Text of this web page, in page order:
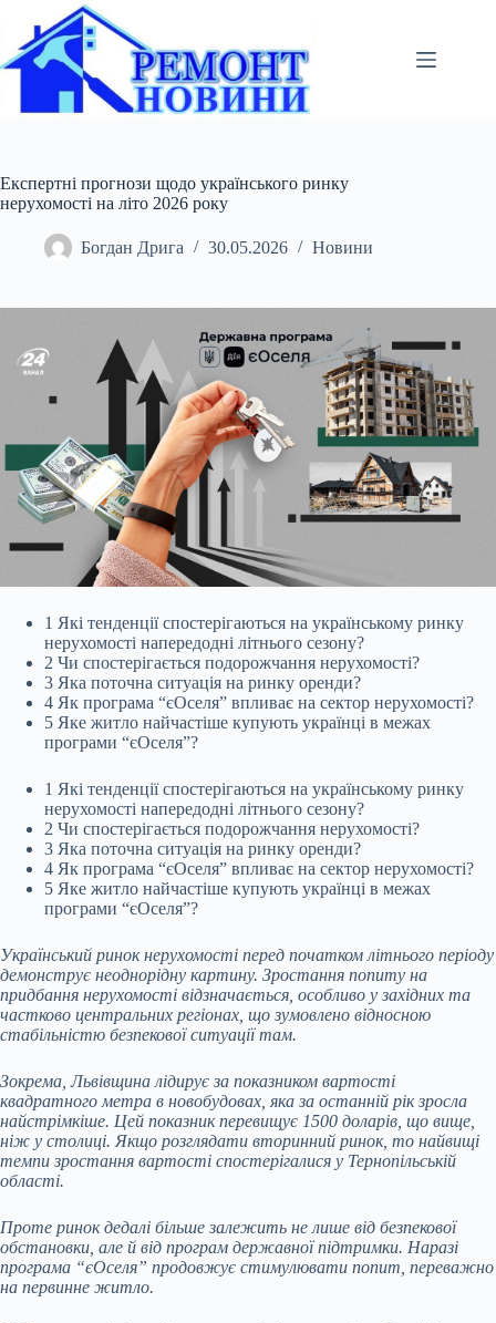
вмісту
Експертні прогнози щодо українського ринку
нерухомості на літо 2026 року
Богдан Дрига 30.05.2026 Новини
1 Які тенденції спостерігаються на українському ринку
нерухомості напередодні літнього сезону?
2 Чи спостерігається подорожчання нерухомості?
3 Яка поточна ситуація на ринку оренди?
4 Як програма “єОселя” впливає на сектор нерухомості?
5 Яке житло найчастіше купують українці в межах
програми “єОселя”?
1 Які тенденції спостерігаються на українському ринку
нерухомості напередодні літнього сезону?
2 Чи спостерігається подорожчання нерухомості?
3 Яка поточна ситуація на ринку оренди?
4 Як програма “єОселя” впливає на сектор нерухомості?
5 Яке житло найчастіше купують українці в межах
програми “єОселя”?
Український ринок нерухомості перед початком літнього періоду
демонструє неоднорідну картину. Зростання попиту на
придбання нерухомості відзначається, особливо у західних та
частково центральних регіонах, що зумовлено відносною
стабільністю безпекової ситуації там.
Зокрема, Львівщина лідирує за показником вартості
квадратного метра в новобудовах, яка за останній рік зросла
найстрімкіше. Цей показник перевищує 1500 доларів, що вище,
ніж у столиці. Якщо розглядати вторинний ринок, то найвищі
темпи зростання вартості спостерігалися у Тернопільській
області.
Проте ринок дедалі більше залежить не лише від безпекової
обстановки, але й від програм державної підтримки. Наразі
програма “єОселя” продовжує стимулювати попит, переважно
на первинне житло.